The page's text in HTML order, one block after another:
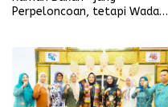
Perpeloncoan, tetapi Wadah